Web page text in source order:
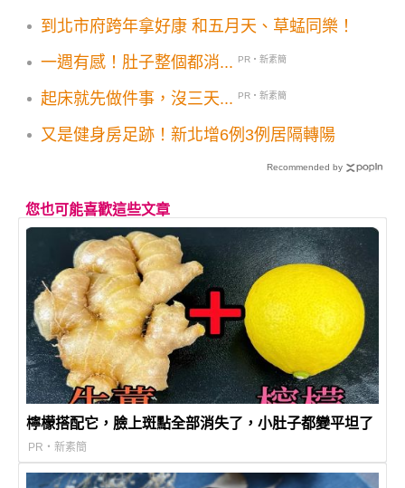
到北市府跨年拿好康 和五月天、草蜢同樂！
一週有感！肚子整個都消...
PR・新素簡
起床就先做件事，沒三天... PR・新素簡
又是健身房足跡！新北增6例3例居隔轉陽
Recommended by
您也可能喜歡這些文章
檸檬搭配它，臉上斑點全部消失了，小肚子都變平坦了
PR・新素簡